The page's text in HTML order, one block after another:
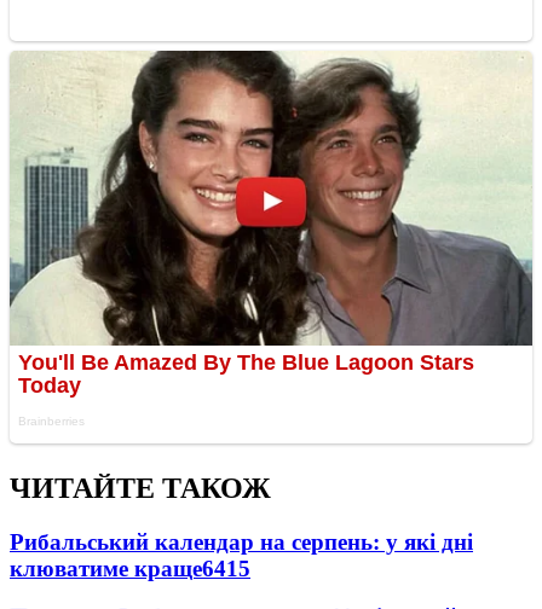
ЧИТАЙТЕ ТАКОЖ
Рибальський календар на серпень: у які дні
клюватиме краще6415